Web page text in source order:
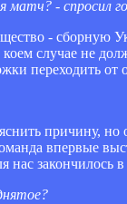
- спросил
- сборную
случае не
переходить от
причину,
впервые
нас закончилось